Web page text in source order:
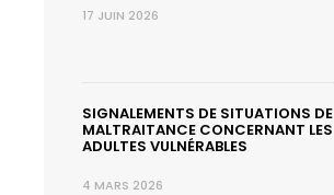
17 JUIN 2026
SIGNALEMENTS DE SITUATIONS DE
MALTRAITANCE CONCERNANT LES
ADULTES VULNÉRABLES
4 MARS 2026